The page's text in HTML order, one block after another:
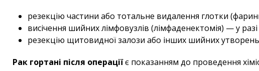
резекцію частини або тотальне видалення глотки
висічення шийних лімфовузлів (лімфаденектомія) — у
резекцію щитовидної залози або інших шийних
Рак гортані після операціїє показанням до проведення